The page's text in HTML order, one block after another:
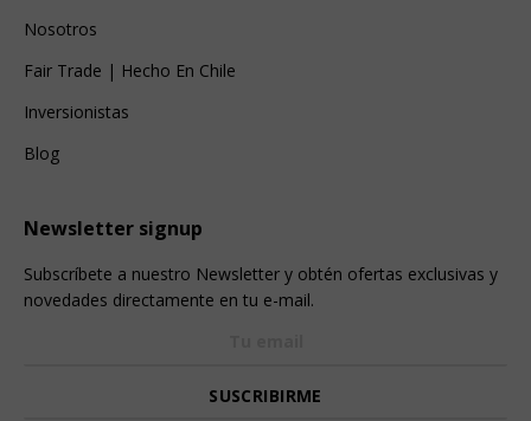
Nosotros
Fair Trade | Hecho En Chile
Inversionistas
Blog
Newsletter signup
Subscríbete a nuestro Newsletter y obtén ofertas exclusivas y
novedades directamente en tu e-mail.